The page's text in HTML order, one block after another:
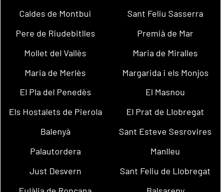
Caldes de Montbui
Sant Feliu Sasserra
Pere de Riudebitlles
Premià de Mar
Mollet del Vallès
Maria de Miralles
Maria de Merlès
Margarida i els Monjos
El Pla del Penedès
El Masnou
Els Hostalets de Pierola
El Prat de Llobregat
Balenyà
Sant Esteve Sesrovires
Palautordera
Manlleu
Just Desvern
Sant Feliu de Llobregat